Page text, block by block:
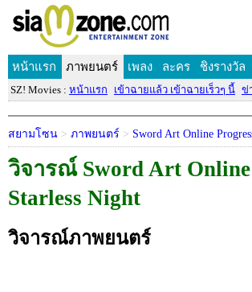
หน้าแรก ภาพยนตร์ เพลง ละคร ชิงรางวัล
SZ! Movies : หน้าแรก เข้าฉายแล้ว เข้าฉายเร็วๆ นี้ ข่
สยามโซน > ภาพยนตร์ > Sword Art Online
วิจารณ์ Sword Art
Starless Night
วิจารณ์ภาพยนตร์